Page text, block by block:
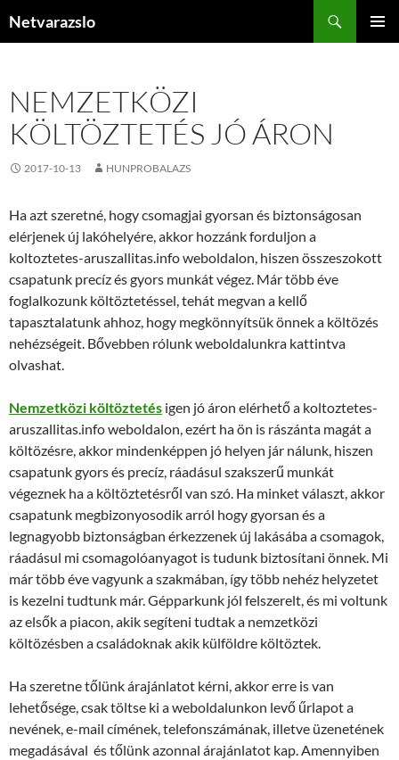
Netvarazslo
NEMZETKÖZI
KÖLTÖZTETÉS JÓ ÁRON
2017-10-13 HUNPROBALAZS
Ha azt szeretné, hogy csomagjai gyorsan és biztonságosan
elérjenek új lakóhelyére, akkor hozzánk forduljon a
koltoztetes-aruszallitas.info weboldalon, hiszen összeszokott
csapatunk precíz és gyors munkát végez. Már több éve
foglalkozunk költöztetéssel, tehát megvan a kellő
tapasztalatunk ahhoz, hogy megkönnyítsük önnek a költözés
nehézségeit. Bővebben rólunk weboldalunkra kattintva
olvashat.
Nemzetközi költöztetés igen jó áron elérhető a koltoztetes-
aruszallitas.info weboldalon, ezért ha ön is rászánta magát a
költözésre, akkor mindenképpen jó helyen jár nálunk, hiszen
csapatunk gyors és precíz, ráadásul szakszerű munkát
végeznek ha a költöztetésről van szó. Ha minket választ, akkor
csapatunk megbizonyosodik arról hogy gyorsan és a
legnagyobb biztonságban érkezzenek új lakásába a csomagok,
ráadásul mi csomagolóanyagot is tudunk biztosítani önnek. Mi
már több éve vagyunk a szakmában, így több nehéz helyzetet
is kezelni tudtunk már. Gépparkunk jól felszerelt, és mi voltunk
az elsők a piacon, akik segíteni tudtak a nemzetközi
költözésben a családoknak akik külföldre költöztek.
Ha szeretne tőlünk árajánlatot kérni, akkor erre is van
lehetősége, csak töltse ki a weboldalunkon levő űrlapot a
nevének, e-mail címének, telefonszámának, illetve üzenetének
megadásával és tőlünk azonnal árajánlatot kap. Amennyiben